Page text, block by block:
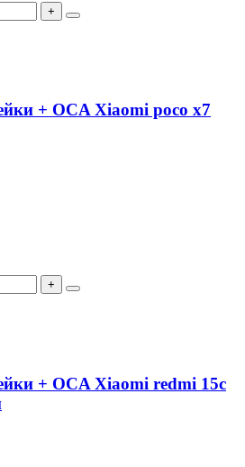
+
+ OCA Xiaomi poco x7
+
+ OCA Xiaomi redmi 15c